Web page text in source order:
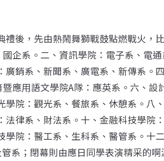
禮後，先由熱鬧舞獅戰鼓點燃戰火，
企系。二、資訊學院：電子系、電
銷系、新聞系、廣電系、新傳系。
應用語文學院A隊：應英系。六、設
院：觀光系、餐旅系、休憩系。八
律系、財法系。十、金融科技學院
院：醫工系、生科系、醫管系。十
系；閉幕則由應日同學表演精采的啊